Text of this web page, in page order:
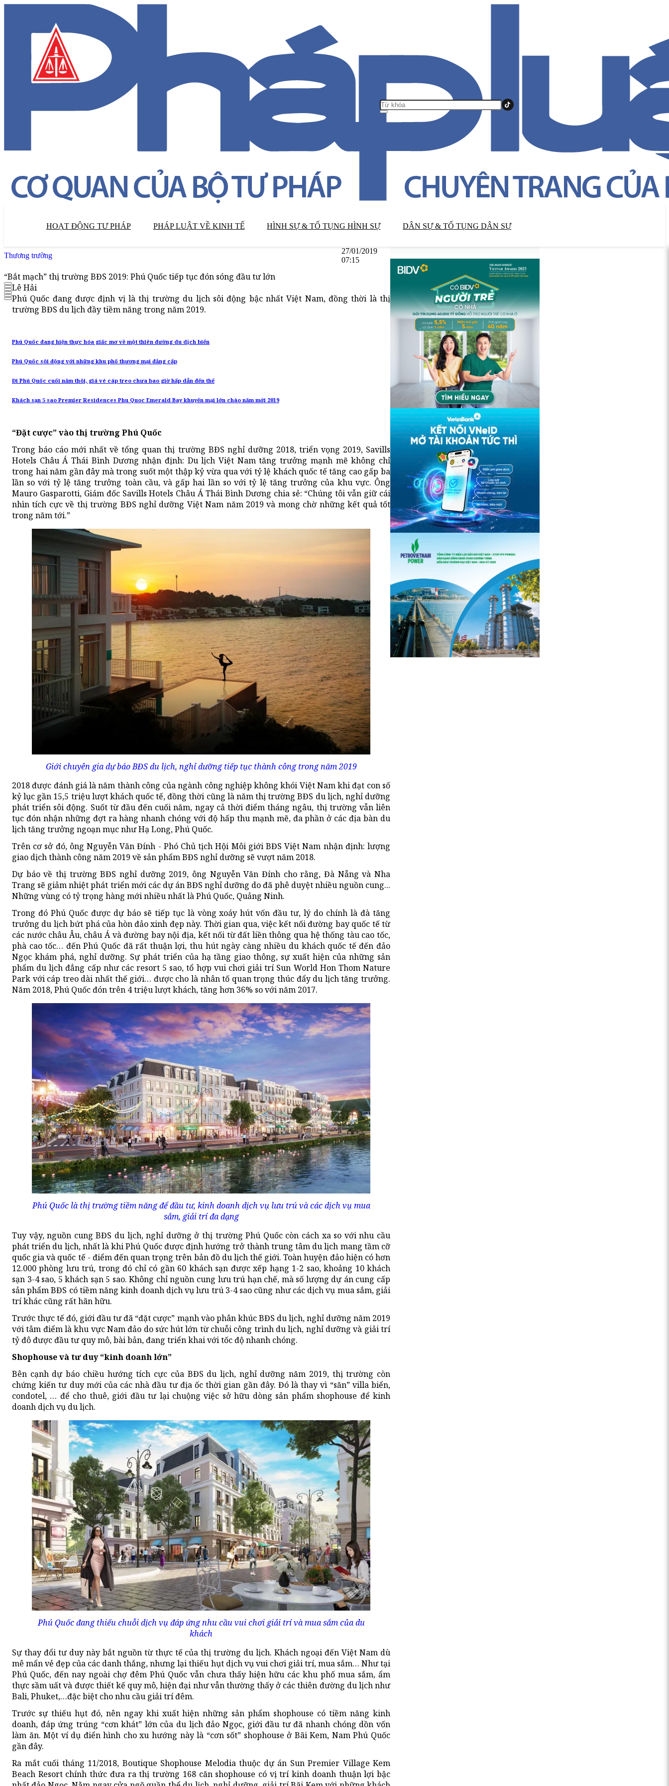
HOẠT ĐỘNG TƯ PHÁP PHÁP LUẬT VỀ KINH TẾ HÌNH SỰ & TỐ TỤNG HÌNH SỰ DÂN SỰ & TỐ TỤNG DÂN SỰ
Thương trường
27/01/2019
07:15
“Bắt mạch” thị trường BĐS 2019: Phú Quốc tiếp tục đón sóng đầu tư lớn
Lê Hải
Phú Quốc đang được định vị là thị trường du lịch sôi động bậc nhất Việt Nam, đồng thời là thị
trường BĐS du lịch đầy tiềm năng trong năm 2019.
Phú Quốc đang hiện thực hóa giấc mơ về một thiên đường du dịch biển
Phú Quốc sôi động với những khu phố thương mại đẳng cấp
Đi Phú Quốc cuối năm thôi, giá vé cáp treo chưa bao giờ hấp dẫn đến thế
Khách sạn 5 sao Premier Residences Phu Quoc Emerald Bay khuyến mại lớn chào năm mới 2019
“Đặt cược” vào thị trường Phú Quốc
Trong báo cáo mới nhất về tổng quan thị trường BĐS nghỉ dưỡng 2018, triển vọng 2019, Savills
Hotels Châu Á Thái Bình Dương nhận định: Du lịch Việt Nam tăng trưởng mạnh mẽ không chỉ
trong hai năm gần đây mà trong suốt một thập kỷ vừa qua với tỷ lệ khách quốc tế tăng cao gấp ba
lần so với tỷ lệ tăng trưởng toàn cầu, và gấp hai lần so với tỷ lệ tăng trưởng của khu vực. Ông
Mauro Gasparotti, Giám đốc Savills Hotels Châu Á Thái Bình Dương chia sẻ: “Chúng tôi vẫn giữ cái
nhìn tích cực về thị trường BĐS nghỉ dưỡng Việt Nam năm 2019 và mong chờ những kết quả tốt
trong năm tới.”
Giới chuyên gia dự báo BĐS du lịch, nghỉ dưỡng tiếp tục thành công trong năm 2019
2018 được đánh giá là năm thành công của ngành công nghiệp không khói Việt Nam khi đạt con số
kỷ lục gần 15,5 triệu lượt khách quốc tế, đồng thời cũng là năm thị trường BĐS du lịch, nghỉ dưỡng
phát triển sôi động. Suốt từ đầu đến cuối năm, ngay cả thời điểm tháng ngâu, thị trường vẫn liên
tục đón nhận những đợt ra hàng nhanh chóng với độ hấp thu mạnh mẽ, đa phần ở các địa bàn du
lịch tăng trưởng ngoạn mục như Hạ Long, Phú Quốc.
Trên cơ sở đó, ông Nguyễn Văn Đính - Phó Chủ tịch Hội Môi giới BĐS Việt Nam nhận định: lượng
giao dịch thành công năm 2019 về sản phẩm BĐS nghỉ dưỡng sẽ vượt năm 2018.
Dự báo về thị trường BĐS nghỉ dưỡng 2019, ông Nguyễn Văn Đính cho rằng, Đà Nẵng và Nha
Trang sẽ giảm nhiệt phát triển mới các dự án BĐS nghỉ dưỡng do đã phê duyệt nhiều nguồn cung...
Những vùng có tỷ trọng hàng mới nhiều nhất là Phú Quốc, Quảng Ninh.
Trong đó Phú Quốc được dự báo sẽ tiếp tục là vòng xoáy hút vốn đầu tư, lý do chính là đà tăng
trưởng du lịch bứt phá của hòn đảo xinh đẹp này. Thời gian qua, việc kết nối đường bay quốc tế từ
các nước châu Âu, châu Á và đường bay nội địa, kết nối từ đất liền thông qua hệ thống tàu cao tốc,
phà cao tốc… đến Phú Quốc đã rất thuận lợi, thu hút ngày càng nhiều du khách quốc tế đến đảo
Ngọc khám phá, nghỉ dưỡng. Sự phát triển của hạ tầng giao thông, sự xuất hiện của những sản
phẩm du lịch đẳng cấp như các resort 5 sao, tổ hợp vui chơi giải trí Sun World Hon Thom Nature
Park với cáp treo dài nhất thế giới… được cho là nhân tố quan trọng thúc đẩy du lịch tăng trưởng.
Năm 2018, Phú Quốc đón trên 4 triệu lượt khách, tăng hơn 36% so với năm 2017.
Phú Quốc là thị trường tiềm năng để đầu tư, kinh doanh dịch vụ lưu trú và các dịch vụ mua
sắm, giải trí đa dạng
Tuy vậy, nguồn cung BĐS du lịch, nghỉ dưỡng ở thị trường Phú Quốc còn cách xa so với nhu cầu
phát triển du lịch, nhất là khi Phú Quốc được định hướng trở thành trung tâm du lịch mang tầm cỡ
quốc gia và quốc tế - điểm đến quan trọng trên bản đồ du lịch thế giới. Toàn huyện đảo hiện có hơn
12.000 phòng lưu trú, trong đó chỉ có gần 60 khách sạn được xếp hạng 1-2 sao, khoảng 10 khách
sạn 3-4 sao, 5 khách sạn 5 sao. Không chỉ nguồn cung lưu trú hạn chế, mà số lượng dự án cung cấp
sản phẩm BĐS có tiềm năng kinh doanh dịch vụ lưu trú 3-4 sao cũng như các dịch vụ mua sắm, giải
trí khác cũng rất hãn hữu.
Trước thực tế đó, giới đầu tư đã “đặt cược” mạnh vào phân khúc BĐS du lịch, nghỉ dưỡng năm 2019
với tâm điểm là khu vực Nam đảo do sức hút lớn từ chuỗi công trình du lịch, nghỉ dưỡng và giải trí
tỷ đô được đầu tư quy mô, bài bản, đang triển khai với tốc độ nhanh chóng.
Shophouse và tư duy “kinh doanh lớn”
Bên cạnh dự báo chiều hướng tích cực của BĐS du lịch, nghỉ dưỡng năm 2019, thị trường còn
chứng kiến tư duy mới của các nhà đầu tư địa ốc thời gian gần đây. Đó là thay vì “săn” villa biển,
condotel, … để cho thuê, giới đầu tư lại chuộng việc sở hữu dòng sản phẩm shophouse để kinh
doanh dịch vụ du lịch.
Phú Quốc đang thiếu chuỗi dịch vụ đáp ứng nhu cầu vui chơi giải trí và mua sắm của du
khách
Sự thay đổi tư duy này bắt nguồn từ thực tế của thị trường du lịch. Khách ngoại đến Việt Nam dù
mê mẩn vẻ đẹp của các danh thắng, nhưng lại thiếu hụt dịch vụ vui chơi giải trí, mua sắm… Như tại
Phú Quốc, đến nay ngoài chợ đêm Phú Quốc vẫn chưa thấy hiện hữu các khu phố mua sắm, ẩm
thực sầm uất và được thiết kế quy mô, hiện đại như vẫn thường thấy ở các thiên đường du lịch như
Bali, Phuket,…đặc biệt cho nhu cầu giải trí đêm.
Trước sự thiếu hụt đó, nên ngay khi xuất hiện những sản phẩm shophouse có tiềm năng kinh
doanh, đáp ứng trúng “cơn khát” lớn của du lịch đảo Ngọc, giới đầu tư đã nhanh chóng dồn vốn
làm ăn. Một ví dụ điển hình cho xu hướng này là “cơn sốt” shophouse ở Bãi Kem, Nam Phú Quốc
gần đây.
Ra mắt cuối tháng 11/2018, Boutique Shophouse Melodia thuộc dự án Sun Premier Village Kem
Beach Resort chính thức đưa ra thị trường 168 căn shophouse có vị trí kinh doanh thuận lợi bậc